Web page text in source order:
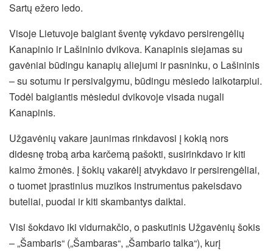
Sartų ežero ledo.
Visoje Lietuvoje baigiant šventę vykdavo persirengėlių
Kanapinio ir Lašininio dvikova. Kanapinis siejamas su
gavėniai būdingu kanapių aliejumi ir pasninku, o Lašininis
– su sotumu ir persivalgymu, būdingu mėsiedo laikotarpiui.
Todėl baigiantis mėsiedui dvikovoje visada nugali
Kanapinis.
Užgavėnių vakare jaunimas rinkdavosi į kokią nors
didesnę trobą arba karčemą pašokti, susirinkdavo ir kiti
kaimo žmonės. Į šokių vakarėlį atvykdavo ir persirengėliai,
o tuomet įprastinius muzikos instrumentus pakeisdavo
buteliai, puodai ir kiti skambantys daiktai.
Visi šokdavo iki vidurnakčio, o paskutinis Užgavėnių šokis
– „Šambaris“ („Šambaras“, „Šambario talka“), kurį